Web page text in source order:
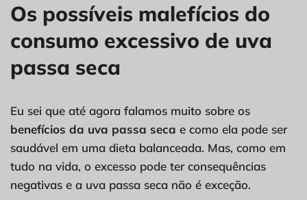
Os possíveis malefícios do
consumo excessivo de uva
passa seca
Eu sei que até agora falamos muito sobre os
benefícios da uva passa seca e como ela pode ser
saudável em uma dieta balanceada. Mas, como em
tudo na vida, o excesso pode ter consequências
negativas e a uva passa seca não é exceção.